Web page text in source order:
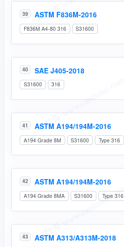
39 ASTM F836M-2016
F836M A4-80 316 S31600
40 SAE J405-2018
S31600 316
41 ASTM A194/194M-2016
A194 Grade 8M S31600 Type 316
42 ASTM A194/194M-2016
A194 Grade 8MA S31600 Type 316
43 ASTM A313/A313M-2018